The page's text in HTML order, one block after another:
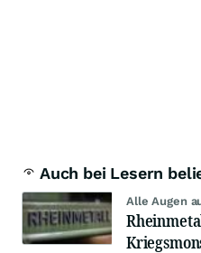
Auch bei Lesern
Alle Augen